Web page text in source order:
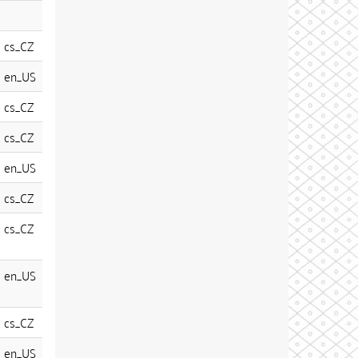
cs_CZ
en_US
cs_CZ
cs_CZ
en_US
cs_CZ
cs_CZ
en_US
cs_CZ
en_US